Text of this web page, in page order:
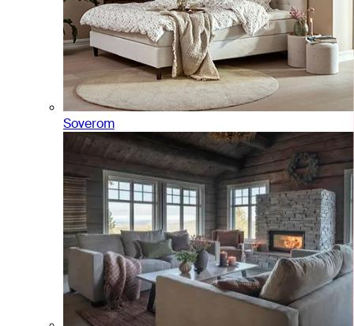
Soverom